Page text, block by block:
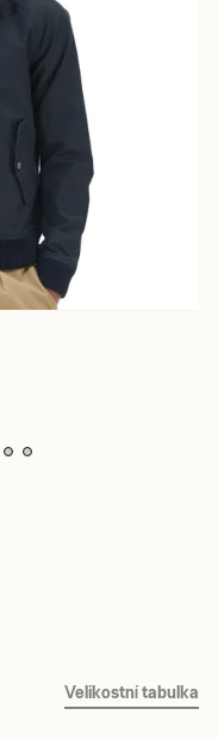
Velikostní tabulka